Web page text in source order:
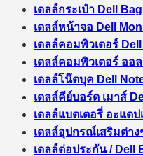
เดลล์กระเป๋า Dell Bag
เดลล์หน้าจอ Dell
เดลล์คอมพิวเตอร์
เดลล์คอมพิวเตอร์ ออ
เดลล์โน๊ตบุค Dell
เดลล์คีย์บอร์ด เมาส์
เดลล์แบตเตอรี่ อะแด
เดลล์อุปกรณ์เสริมต่า
เดลล์ต่อประกัน / Dell